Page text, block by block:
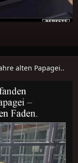
alten Papagei..